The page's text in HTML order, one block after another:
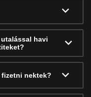
havi
nektek?